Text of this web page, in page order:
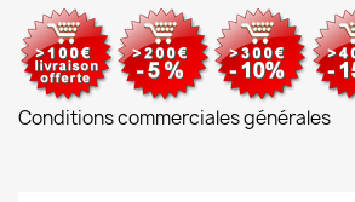
Conditions commerciales générales